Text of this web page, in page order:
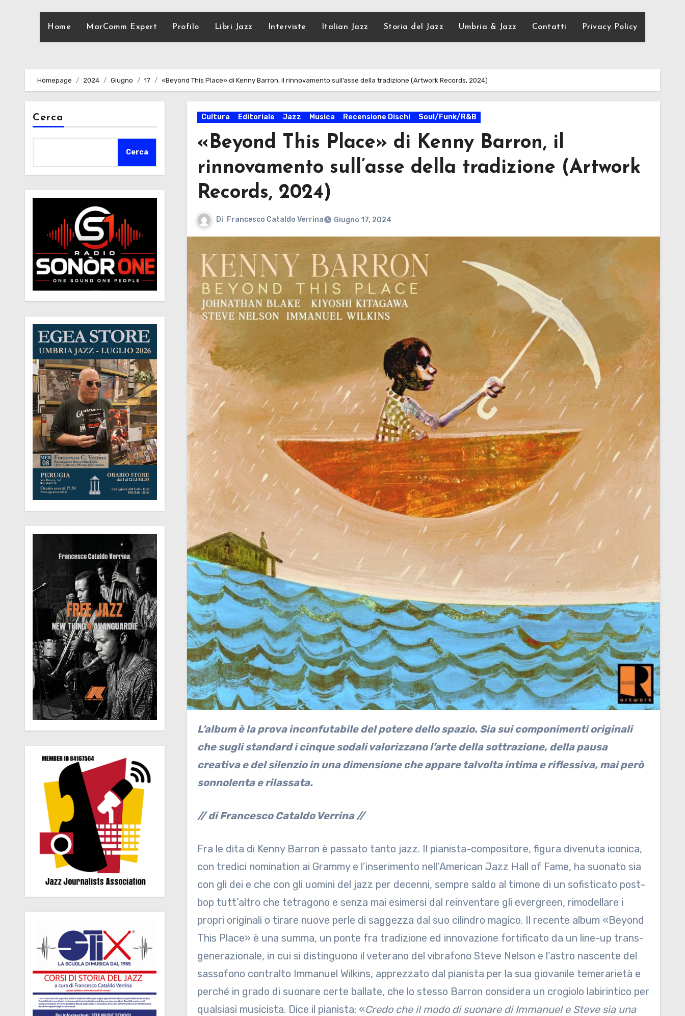
Home MarComm Expert Profilo Libri Jazz Interviste Italian Jazz Storia del Jazz Umbria & Jazz Contatti Privacy Policy
Homepage 2024 Giugno 17 «Beyond This Place» di Kenny Barron, il rinnovamento sull’asse della tradizione (Artwork Records, 2024)
Cerca
Cerca
Cultura Editoriale Jazz Musica Recensione Dischi Soul/Funk/R&B
«Beyond This Place» di Kenny Barron, il
rinnovamento sull’asse della tradizione (Artwork
Records, 2024)
Di Francesco Cataldo Verrina Giugno 17, 2024
L’album è la prova inconfutabile del potere dello spazio. Sia sui componimenti originali
che sugli standard i cinque sodali valorizzano l’arte della sottrazione, della pausa
creativa e del silenzio in una dimensione che appare talvolta intima e riflessiva, mai però
sonnolenta e rilassata.
// di Francesco Cataldo Verrina //
Fra le dita di Kenny Barron è passato tanto jazz. Il pianista-compositore, figura divenuta iconica,
con tredici nomination ai Grammy e l’inserimento nell’American Jazz Hall of Fame, ha suonato sia
con gli dei e che con gli uomini del jazz per decenni, sempre saldo al timone di un sofisticato post-
bop tutt’altro che tetragono e senza mai esimersi dal reinventare gli evergreen, rimodellare i
propri originali o tirare nuove perle di saggezza dal suo cilindro magico. Il recente album «Beyond
This Place» è una summa, un ponte fra tradizione ed innovazione fortificato da un line-up trans-
generazionale, in cui si distinguono il veterano del vibrafono Steve Nelson e l’astro nascente del
sassofono contralto Immanuel Wilkins, apprezzato dal pianista per la sua giovanile temerarietà e
perché in grado di suonare certe ballate, che lo stesso Barron considera un crogiolo labirintico per
qualsiasi musicista. Dice il pianista: «Credo che il modo di suonare di Immanuel e Steve sia una